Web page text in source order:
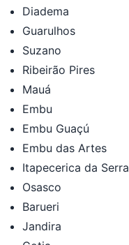
Diadema
Guarulhos
Suzano
Ribeirão Pires
Mauá
Embu
Embu Guaçú
Embu das Artes
Itapecerica da Serra
Osasco
Barueri
Jandira